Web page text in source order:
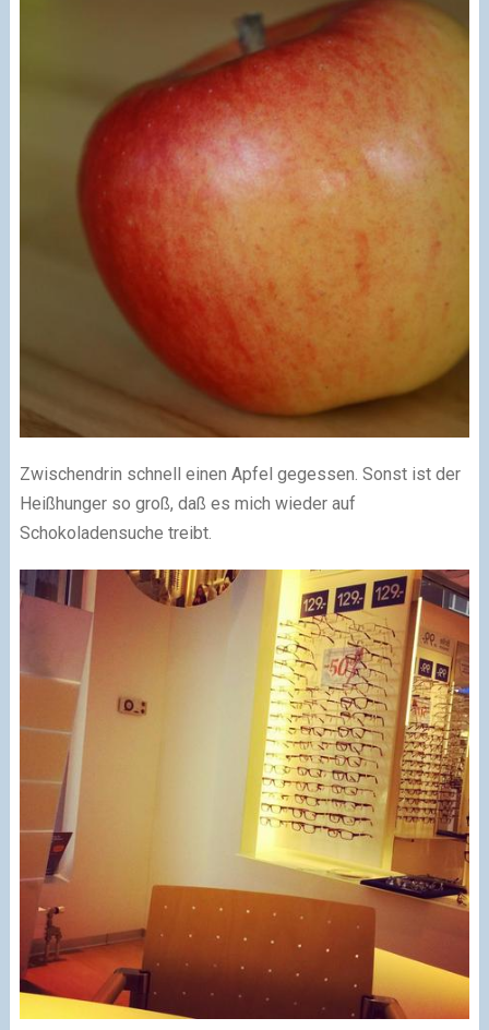
Zwischendrin schnell einen Apfel gegessen. Sonst ist der
Heißhunger so groß, daß es mich wieder auf
Schokoladensuche treibt.